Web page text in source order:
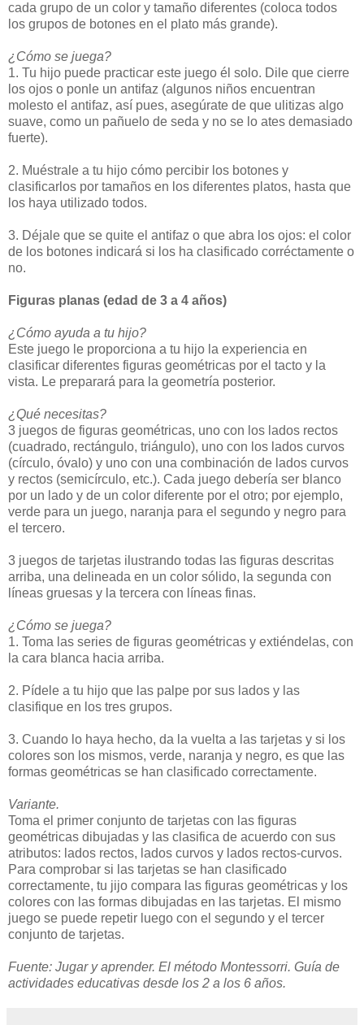
cada grupo de un color y tamaño diferentes (coloca todos
los grupos de botones en el plato más grande).
¿Cómo se juega?
1. Tu hijo puede practicar este juego él solo. Dile que cierre
los ojos o ponle un antifaz (algunos niños encuentran
molesto el antifaz, así pues, asegúrate de que ulitizas algo
suave, como un pañuelo de seda y no se lo ates demasiado
fuerte).
2. Muéstrale a tu hijo cómo percibir los botones y
clasificarlos por tamaños en los diferentes platos, hasta que
los haya utilizado todos.
3. Déjale que se quite el antifaz o que abra los ojos: el color
de los botones indicará si los ha clasificado corréctamente o
no.
Figuras planas (edad de 3 a 4 años)
¿Cómo ayuda a tu hijo?
Este juego le proporciona a tu hijo la experiencia en
clasificar diferentes figuras geométricas por el tacto y la
vista. Le preparará para la geometría posterior.
¿Qué necesitas?
3 juegos de figuras geométricas, uno con los lados rectos
(cuadrado, rectángulo, triángulo), uno con los lados curvos
(círculo, óvalo) y uno con una combinación de lados curvos
y rectos (semicírculo, etc.). Cada juego debería ser blanco
por un lado y de un color diferente por el otro; por ejemplo,
verde para un juego, naranja para el segundo y negro para
el tercero.
3 juegos de tarjetas ilustrando todas las figuras descritas
arriba, una delineada en un color sólido, la segunda con
líneas gruesas y la tercera con líneas finas.
¿Cómo se juega?
1. Toma las series de figuras geométricas y extiéndelas, con
la cara blanca hacia arriba.
2. Pídele a tu hijo que las palpe por sus lados y las
clasifique en los tres grupos.
3. Cuando lo haya hecho, da la vuelta a las tarjetas y si los
colores son los mismos, verde, naranja y negro, es que las
formas geométricas se han clasificado correctamente.
Variante.
Toma el primer conjunto de tarjetas con las figuras
geométricas dibujadas y las clasifica de acuerdo con sus
atributos: lados rectos, lados curvos y lados rectos-curvos.
Para comprobar si las tarjetas se han clasificado
correctamente, tu jijo compara las figuras geométricas y los
colores con las formas dibujadas en las tarjetas. El mismo
juego se puede repetir luego con el segundo y el tercer
conjunto de tarjetas.
Fuente: Jugar y aprender. El método Montessorri. Guía de
actividades educativas desde los 2 a los 6 años.